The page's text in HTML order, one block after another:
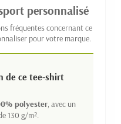
personnalisé
fréquentes concernant ce
pour votre marque.
de ce tee-shirt
polyester, avec un
130 g/m².